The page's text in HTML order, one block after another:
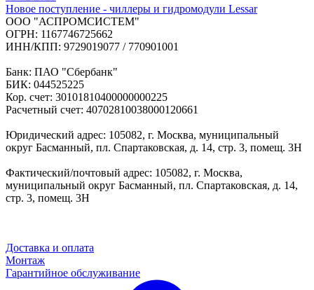
Новое поступление - чиллеры и гидромодули Lessar
ООО "АСПРОМСИСТЕМ"
ОГРН: 1167746725662
ИНН/КПП: 9729019077 / 770901001
Банк: ПАО "Сбербанк"
БИК: 044525225
Кор. счет: 30101810400000000225
Расчетный счет: 40702810038000120661
Юридический адрес: 105082, г. Москва, муниципальный
округ Басманный, пл. Спартаковская, д. 14, стр. 3, помещ. 3Н
Фактический/почтовый адрес: 105082, г. Москва,
муниципальный округ Басманный, пл. Спартаковская, д. 14,
стр. 3, помещ. 3Н
Доставка и оплата
Монтаж
Гарантийное обслуживание